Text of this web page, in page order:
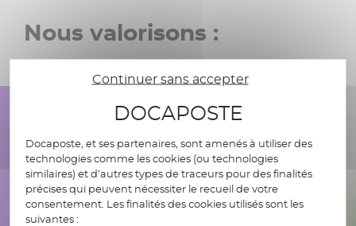
Nous valorisons :
Continuer sans accepter
DOCAPOSTE
Docaposte, et ses partenaires, sont amenés à utiliser des
technologies comme les cookies (ou technologies
similaires) et d’autres types de traceurs pour des finalités
précises qui peuvent nécessiter le recueil de votre
consentement. Les finalités des cookies utilisés sont les
suivantes :